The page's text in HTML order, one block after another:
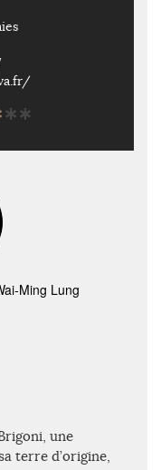
Ming Lung
une
terre d’origine,